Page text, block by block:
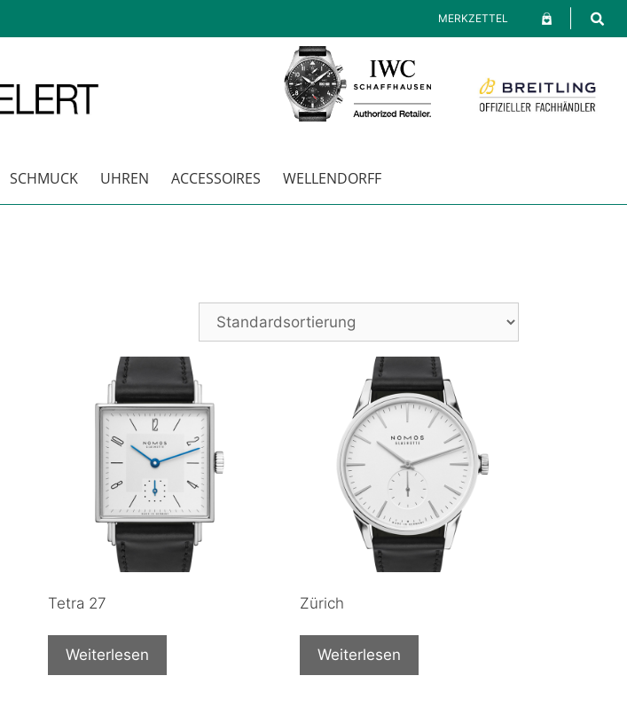
MERKZETTEL
SCHMUCK UHREN ACCESSOIRES WELLENDORFF
Tetra 27
Weiterlesen
Zürich
Weiterlesen